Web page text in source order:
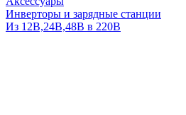
Инверторы и зарядные станции
Из 12В,24В,48В в 220В